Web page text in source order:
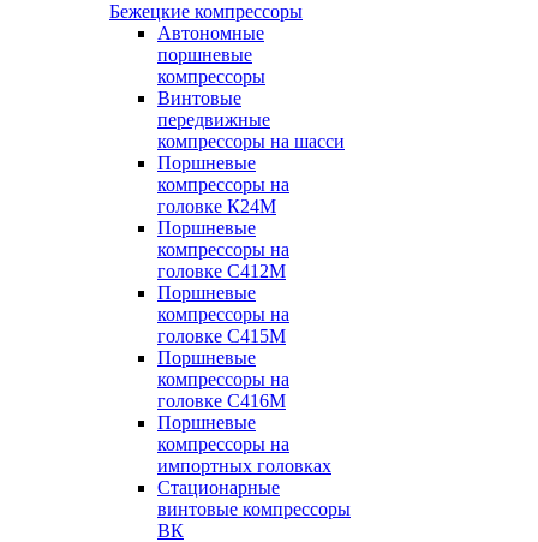
Бежецкие компрессоры
Автономные
поршневые
компрессоры
Винтовые
передвижные
компрессоры на шасси
Поршневые
компрессоры на
головке К24М
Поршневые
компрессоры на
головке С412М
Поршневые
компрессоры на
головке С415М
Поршневые
компрессоры на
головке С416М
Поршневые
компрессоры на
импортных головках
Стационарные
винтовые компрессоры
ВК